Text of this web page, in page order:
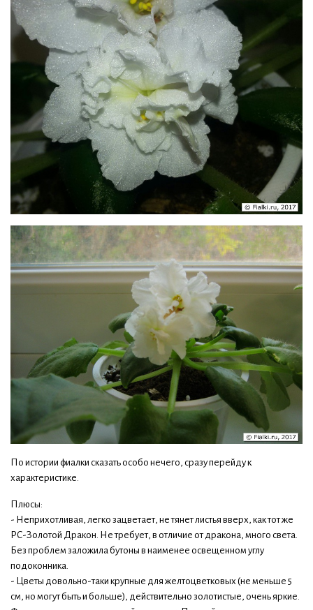
По истории фиалки сказать особо нечего, сразу перейду к
характеристике.
Плюсы:
- Неприхотливая, легко зацветает, не тянет листья вверх, как тот же
РС-Золотой Дракон. Не требует, в отличие от дракона, много света.
Без проблем заложила бутоны в наименее освещенном углу
подоконника.
- Цветы довольно-таки крупные для желтоцветковых (не меньше 5
см, но могут быть и больше), действительно золотистые, очень яркие.